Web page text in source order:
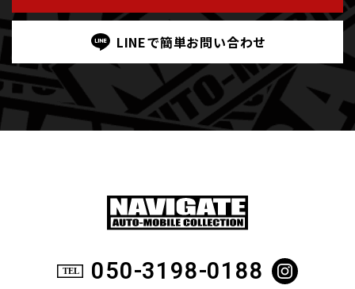
LINEで簡単お問い合わせ
050-3198-0188